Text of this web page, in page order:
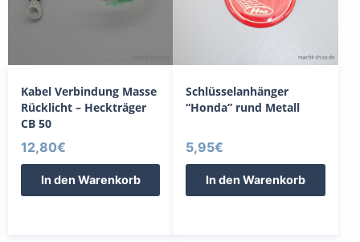
Kabel Verbindung Masse
Rücklicht – Heckträger
CB 50
12,80€
In den Warenkorb
Schlüsselanhänger
“Honda” rund Metall
5,95€
In den Warenkorb